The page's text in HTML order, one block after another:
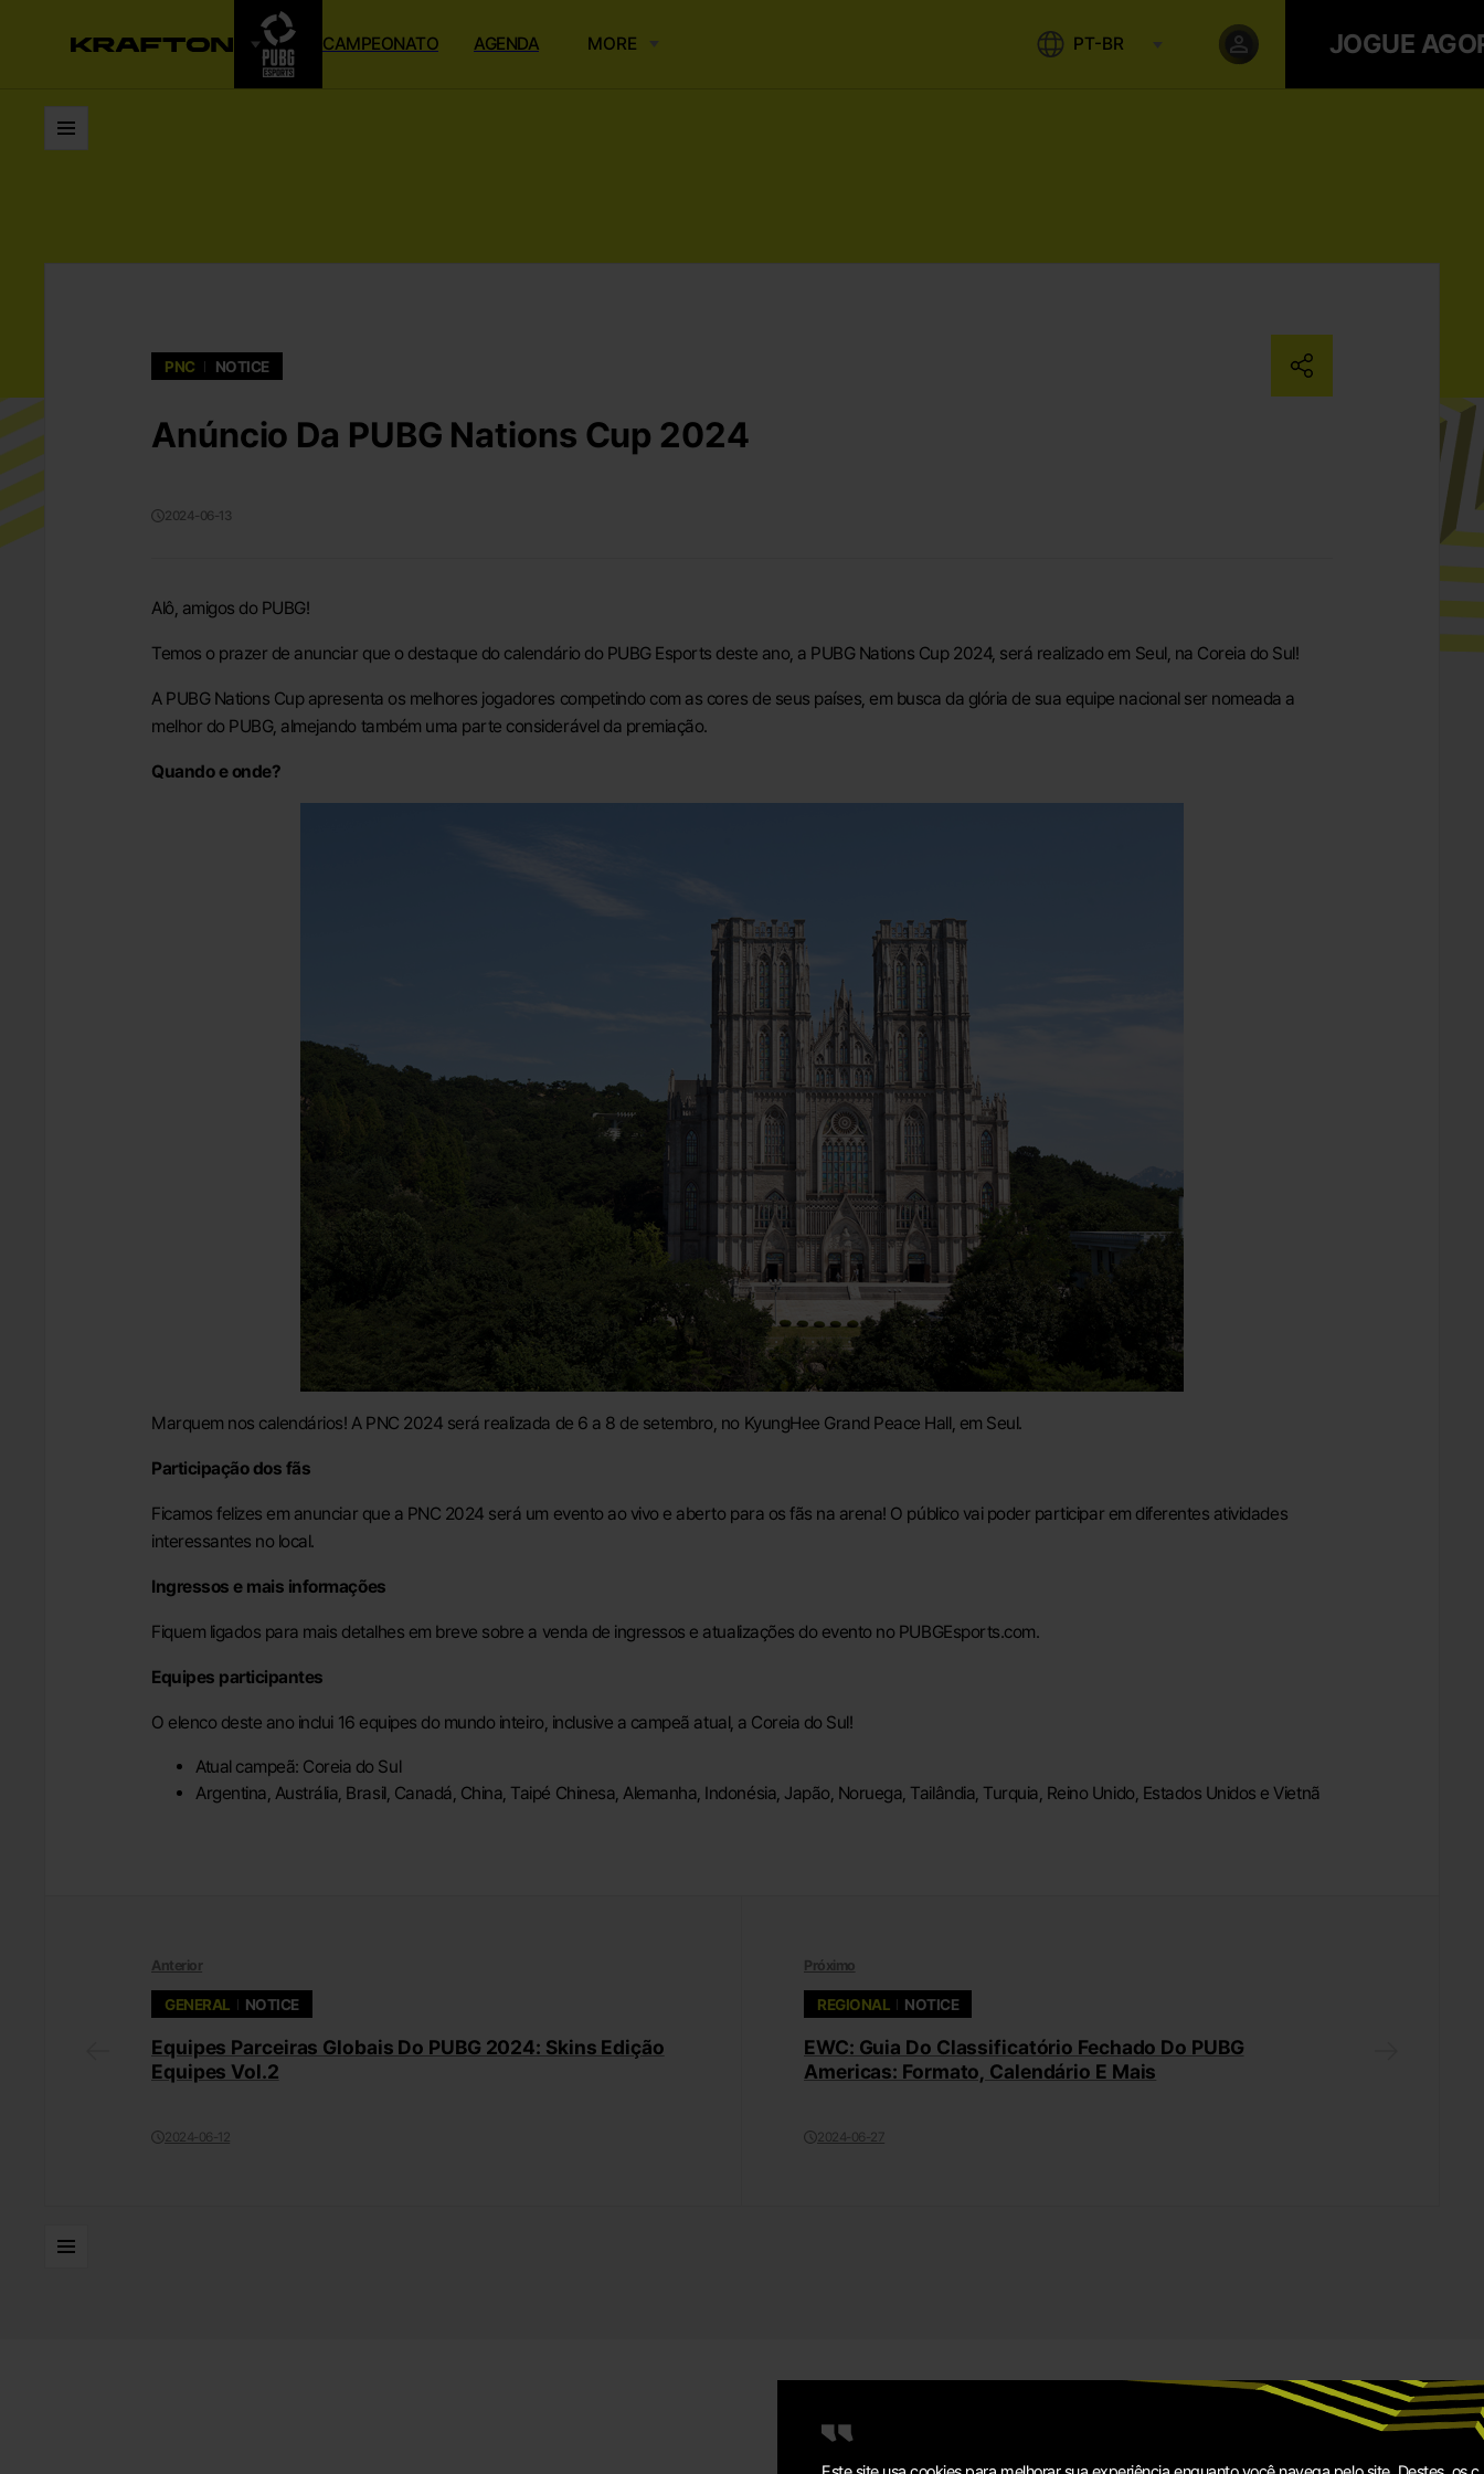
CAMPEONATO AGENDA MORE PT-BR JOGUE
PNC NOTICE
Anúncio Da PUBG Nations Cup 2024
2024-06-13
Alô, amigos do PUBG!
Temos o prazer de anunciar que o destaque do calendário do PUBG Esports deste ano, a PUBG Nations Cup 2024, será realizado em Seul, na Coreia do Sul!
A PUBG Nations Cup apresenta os melhores jogadores competindo com as cores de seus países, em busca da glória de sua equipe nacional ser nomeada a
melhor do PUBG, almejando também uma parte considerável da premiação.
Quando e onde?
Marquem nos calendários! A PNC 2024 será realizada de 6 a 8 de setembro, no KyungHee Grand Peace Hall, em Seul.
Participação dos fãs
Ficamos felizes em anunciar que a PNC 2024 será um evento ao vivo e aberto para os fãs na arena! O público vai poder participar em diferentes atividades
interessantes no local.
Ingressos e mais informações
Fiquem ligados para mais detalhes em breve sobre a venda de ingressos e atualizações do evento no PUBGEsports.com.
Equipes participantes
O elenco deste ano inclui 16 equipes do mundo inteiro, inclusive a campeã atual, a Coreia do Sul!
Atual campeã: Coreia do Sul
Argentina, Austrália, Brasil, Canadá, China, Taipé Chinesa, Alemanha, Indonésia, Japão, Noruega, Tailândia, Turquia, Reino Unido, Estados Unidos e Vietnã
Anterior
GENERAL NOTICE
Equipes Parceiras Globais Do PUBG 2024: Skins Edição
Equipes Vol.2
2024-06-12
Próximo
REGIONAL NOTICE
EWC: Guia Do Classificatório Fechado Do PUBG
Americas: Formato, Calendário E Mais
2024-06-27